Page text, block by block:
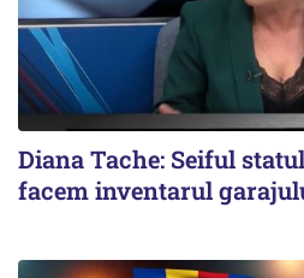
Diana Tache: Seiful
facem inventarul